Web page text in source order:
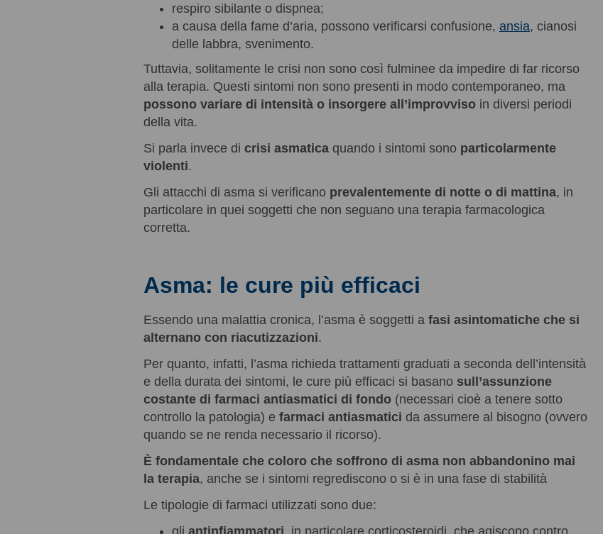
respiro sibilante o dispnea;
a causa della fame d’aria, possono verificarsi confusione, ansia, cianosi
delle labbra, svenimento.
Tuttavia, solitamente le crisi non sono così fulminee da impedire di far ricorso
alla terapia. Questi sintomi non sono presenti in modo contemporaneo, ma
possono variare di intensità o insorgere all’improvviso in diversi periodi
della vita.
Si parla invece di crisi asmatica quando i sintomi sono particolarmente
violenti.
Gli attacchi di asma si verificano prevalentemente di notte o di mattina, in
particolare in quei soggetti che non seguano una terapia farmacologica
corretta.
Asma: le cure più efficaci
Essendo una malattia cronica, l’asma è soggetti a fasi asintomatiche che si
alternano con riacutizzazioni.
Per quanto, infatti, l’asma richieda trattamenti graduati a seconda dell’intensità
e della durata dei sintomi, le cure più efficaci si basano sull’assunzione
costante di farmaci antiasmatici di fondo (necessari cioè a tenere sotto
controllo la patologia) e farmaci antiasmatici da assumere al bisogno (ovvero
quando se ne renda necessario il ricorso).
È fondamentale che coloro che soffrono di asma non abbandonino mai
la terapia, anche se i sintomi regrediscono o si è in una fase di stabilità
Le tipologie di farmaci utilizzati sono due:
gli antinfiammatori , in particolare corticosteroidi, che agiscono contro